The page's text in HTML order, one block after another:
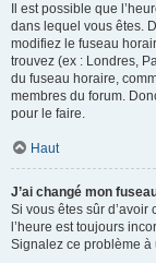
Il est possible que
dans lequel vous êtes.
modifiez le fuseau
trouvez (ex : Londres,
du fuseau horaire,
membres du forum.
pour le faire.
Haut
J’ai changé mon
Si vous êtes sûr
l’heure est toujours
Signalez ce problème à